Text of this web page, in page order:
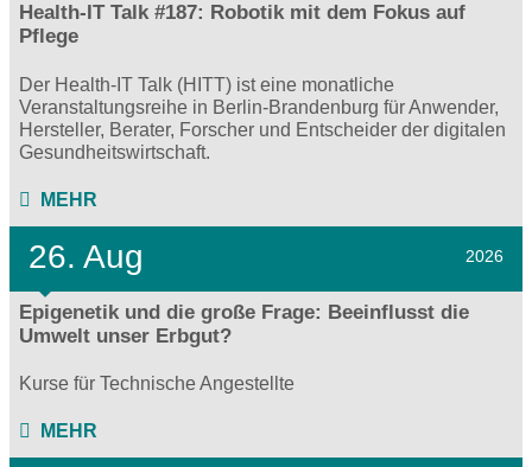
Health-IT Talk #187: Robotik mit dem Fokus auf
Pflege
Der Health-IT Talk (HITT) ist eine monatliche
Veranstaltungsreihe in Berlin-Brandenburg für Anwender,
Hersteller, Berater, Forscher und Entscheider der digitalen
Gesundheitswirtschaft.
MEHR
26. Aug 2026
Epigenetik und die große Frage: Beeinflusst die
Umwelt unser Erbgut?
Kurse für Technische Angestellte
MEHR